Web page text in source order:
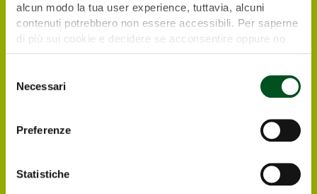
alcun modo la tua user experience, tuttavia, alcuni
contenuti potrebbero non essere accessibili. Per saperne
di più sui cookie e decidere se acconsentire oppure no
delNecessari
Preferenze
Statistiche
Request your free e-
Italian and foreign visitors and operators
can register directly online, in order to
receive at their email address the free e-